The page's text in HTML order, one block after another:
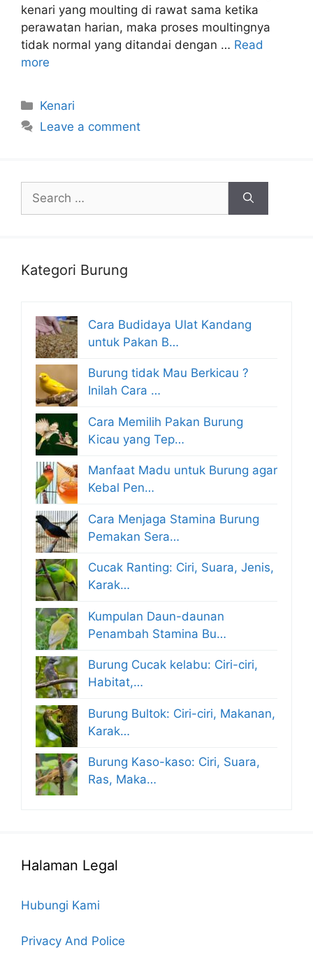
kenari yang moulting di rawat sama ketika
perawatan harian, maka proses moultingnya
tidak normal yang ditandai dengan … Read
more
Categories
Kenari
Leave a comment
for:
Kategori Burung
Cara Budidaya Ulat Kandang
untuk Pakan B…
Burung tidak Mau Berkicau ?
Inilah Cara …
Cara Memilih Pakan Burung
Kicau yang Tep…
Manfaat Madu untuk Burung agar
Kebal Pen…
Cara Menjaga Stamina Burung
Pemakan Sera…
Cucak Ranting: Ciri, Suara, Jenis,
Karak…
Kumpulan Daun-daunan
Penambah Stamina Bu…
Burung Cucak kelabu: Ciri-ciri,
Habitat,…
Burung Bultok: Ciri-ciri, Makanan,
Karak…
Burung Kaso-kaso: Ciri, Suara,
Ras, Maka…
Halaman Legal
Hubungi Kami
Privacy And Police